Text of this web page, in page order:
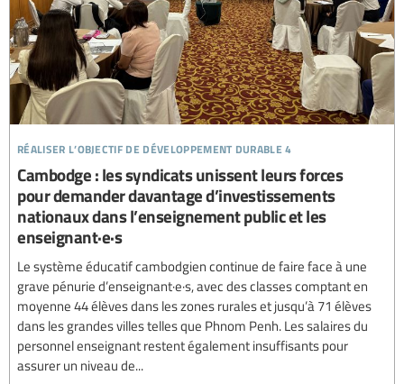
réaliser l’objectif de développement durable 4
Cambodge : les syndicats unissent leurs forces
pour demander davantage d’investissements
nationaux dans l’enseignement public et les
enseignant·e·s
Le système éducatif cambodgien continue de faire face à une
grave pénurie d’enseignant·e·s, avec des classes comptant en
moyenne 44 élèves dans les zones rurales et jusqu’à 71 élèves
dans les grandes villes telles que Phnom Penh. Les salaires du
personnel enseignant restent également insuffisants pour
assurer un niveau de...